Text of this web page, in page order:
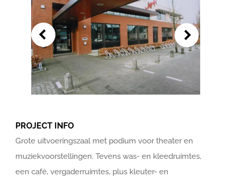
PROJECT INFO
Grote uitvoeringszaal met podium voor theater en
muziekvoorstellingen. Tevens was- en kleedruimtes,
een café, vergaderruimtes, plus kleuter- en